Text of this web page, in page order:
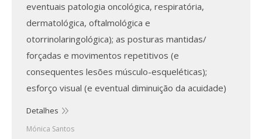
eventuais patologia oncológica, respiratória,
dermatológica, oftalmológica e
otorrinolaringológica); as posturas mantidas/
forçadas e movimentos repetitivos (e
consequentes lesões músculo-esqueléticas);
esforço visual (e eventual diminuição da acuidade)
Detalhes
Mónica Santos